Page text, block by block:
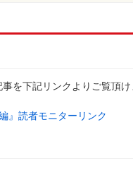
を下記リンクよりご覧頂け
』読者モニターリンク